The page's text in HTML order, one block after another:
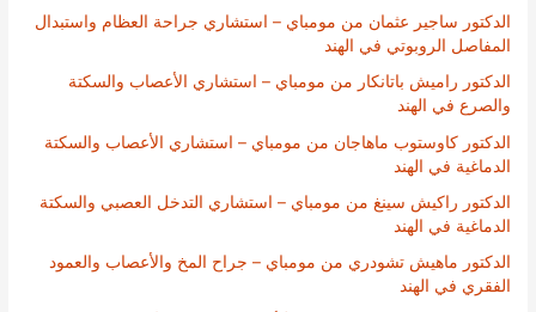
الدكتور ساجير عثمان من مومباي – استشاري جراحة العظام واستبدال
المفاصل الروبوتي في الهند
الدكتور راميش باتانكار من مومباي – استشاري الأعصاب والسكتة
والصرع في الهند
الدكتور كاوستوب ماهاجان من مومباي – استشاري الأعصاب والسكتة
الدماغية في الهند
الدكتور راكيش سينغ من مومباي – استشاري التدخل العصبي والسكتة
الدماغية في الهند
الدكتور ماهيش تشودري من مومباي – جراح المخ والأعصاب والعمود
الفقري في الهند